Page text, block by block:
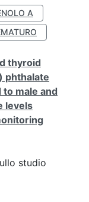
A
thyroid
phthalate
male and
levels
studio